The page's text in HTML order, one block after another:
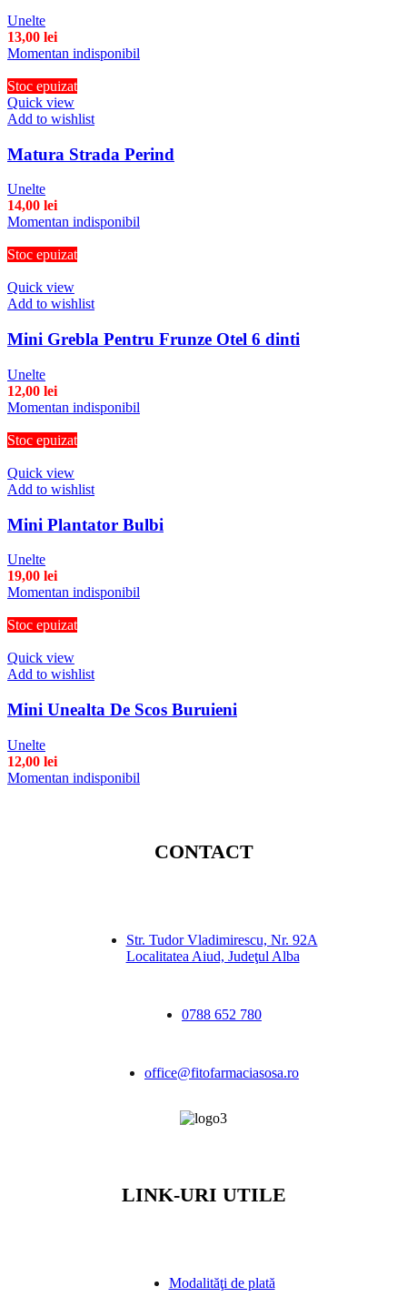
Unelte
13,00 lei
Momentan indisponibil
Stoc epuizat
Quick view
Add to wishlist
Matura Strada Perind
Unelte
14,00 lei
Momentan indisponibil
Stoc epuizat
Quick view
Add to wishlist
Mini Grebla Pentru Frunze Otel 6 dinti
Unelte
12,00 lei
Momentan indisponibil
Stoc epuizat
Quick view
Add to wishlist
Mini Plantator Bulbi
Unelte
19,00 lei
Momentan indisponibil
Stoc epuizat
Quick view
Add to wishlist
Mini Unealta De Scos Buruieni
Unelte
12,00 lei
Momentan indisponibil
CONTACT
Str. Tudor Vladimirescu, Nr. 92A
Localitatea Aiud, Judeţul Alba
0788 652 780
office@fitofarmaciasosa.ro
LINK-URI UTILE
Modalităţi de plată